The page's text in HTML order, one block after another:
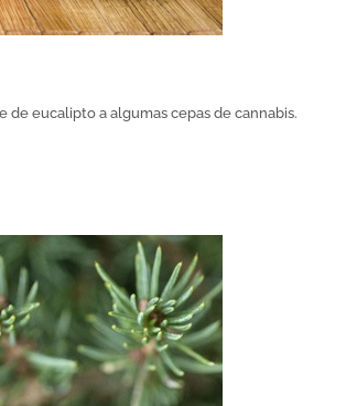
eucalipto a algumas cepas de cannabis.